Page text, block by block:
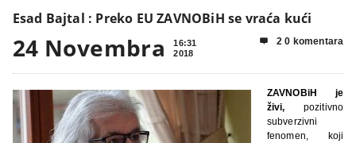
Esad Bajtal : Preko EU ZAVNOBiH se vraća kući
24 Novembra
16:31
2018
 2 0 komentara
ZAVNOBiH je
živi, pozitivno
subverzivni
fenomen, koji